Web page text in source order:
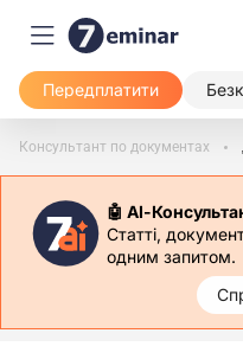
Передплатити
Консультант по документах
🤖 АІ-
Статті,
одним запитом.